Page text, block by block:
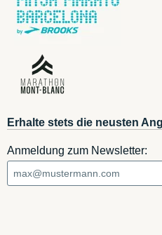
Erhalte stets die neusten
Anmeldung zum Newsletter: